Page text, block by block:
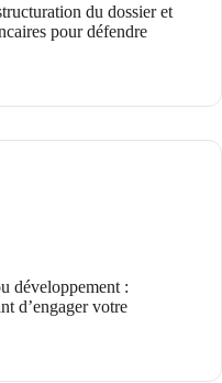
du dossier et
pour défendre
développement :
d’engager votre